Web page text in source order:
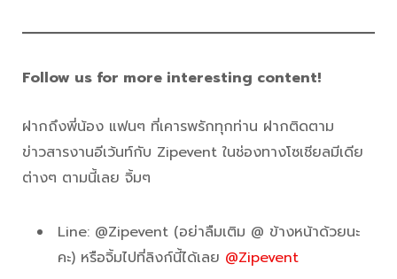
Follow us for more interesting content!
ฝากถึงพี่น้อง แฟนๆ ที่เคารพรักทุกท่าน ฝากติดตาม
ข่าวสารงานอีเว้นท์กับ Zipevent ในช่องทางโซเชียลมีเดีย
ต่างๆ ตามนี้เลย จิ้มๆ
Line: @Zipevent (อย่าลืมเติม @ ข้างหน้าด้วยนะ
คะ) หรือจิ้มไปที่ลิงก์นี้ได้เลย @Zipevent